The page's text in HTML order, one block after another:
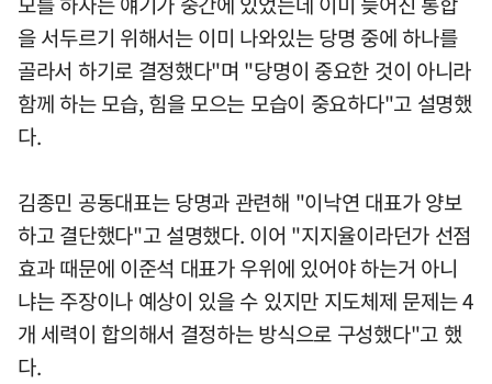
을 서두르기 위해서는 이미 나와있는 당명 중에 하나를
골라서 하기로 결정했다"며 "당명이 중요한 것이 아니라
함께 하는 모습, 힘을 모으는 모습이 중요하다"고 설명했
다.
김종민 공동대표는 당명과 관련해 "이낙연 대표가 양보
하고 결단했다"고 설명했다. 이어 "지지율이라던가 선점
효과 때문에 이준석 대표가 우위에 있어야 하는거 아니
냐는 주장이나 예상이 있을 수 있지만 지도체제 문제는 4
개 세력이 합의해서 결정하는 방식으로 구성했다"고 했
다.